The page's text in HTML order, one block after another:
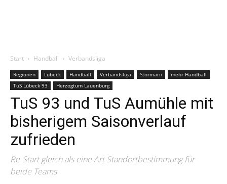
Start Handball Verbandsliga
Regionen Lübeck Handball Verbandsliga Stormarn
mehr Handball
TuS Lübeck 93
Herzogtum Lauenburg
TuS 93 und TuS Aumühle mit
bisherigem Saisonverlauf
zufrieden
Re-Start gleich als eine Art Standortbestimmung für
beide Teams